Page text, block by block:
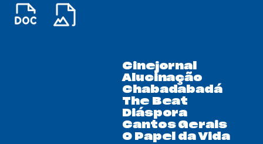
Cinejornal
Alucinação
Chabadabadá
The Beat
Diáspora
Cantos Gerais
O Papel da Vida